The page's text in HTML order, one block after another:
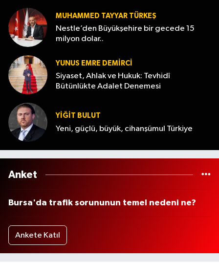
MUHAMMED TAYYAR TÜRKEŞ
Nestle’den Büyükşehire bir gecede 15
milyon dolar..
YUNUS EMRE DEMIRCI
Siyaset, Ahlak ve Hukuk: Tevhidî
Bütünlükte Adalet Denemesi
YİĞİT BULUT
Yeni, güçlü, büyük, cihanşümul Türkiye
Anket
Bursa'da trafik sorununun temel nedeni ne?
Ankete Katıl